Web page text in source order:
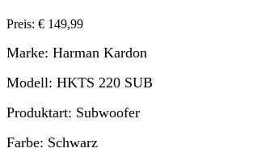
Preis: € 149,99
Marke: Harman Kardon
Modell: HKTS 220 SUB
Produktart: Subwoofer
Farbe: Schwarz